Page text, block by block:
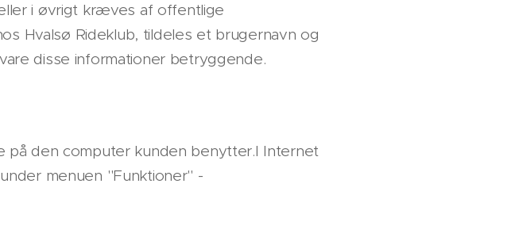
i øvrigt kræves af offentlige
Hvalsø Rideklub, tildeles et brugernavn og
disse informationer betryggende.
på den computer kunden benytter.I Internet
menuen "Funktioner" -